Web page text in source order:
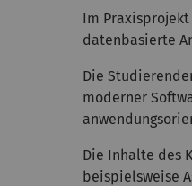
Im
datenbasierte
Die
moderner
Die Inhalte des
beispielsweise